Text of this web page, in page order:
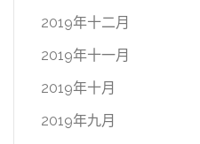
2019年十二月
2019年十一月
2019年十月
2019年九月